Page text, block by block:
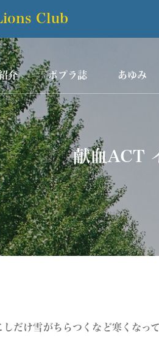
Club
介 ポプラ誌 あゆみ
献血ACT
だけ雪がちらつくなど寒くなっ